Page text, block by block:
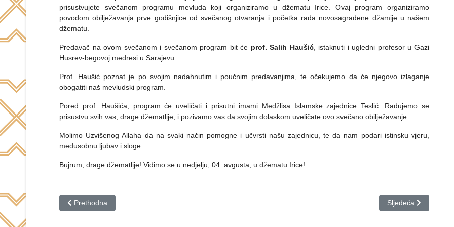
prisustvujete svečanom programu mevluda koji organiziramo u džematu Irice. Ovaj program organiziramo
povodom obilježavanja prve godišnjice od svečanog otvaranja i početka rada novosagrađene džamije u našem
džematu.
Predavač na ovom svečanom i svečanom program bit će prof. Salih Haušić, istaknuti i ugledni profesor u Gazi
Husrev-begovoj medresi u Sarajevu.
Prof. Haušić poznat je po svojim nadahnutim i poučnim predavanjima, te očekujemo da će njegovo izlaganje
obogatiti naš mevludski program.
Pored prof. Haušića, program će uveličati i prisutni imami Medžlisa Islamske zajednice Teslić. Radujemo se
prisustvu svih vas, drage džematlije, i pozivamo vas da svojim dolaskom uveličate ovo svečano obilježavanje.
Molimo Uzvišenog Allaha da na svaki način pomogne i učvrsti našu zajednicu, te da nam podari istinsku vjeru,
međusobnu ljubav i sloge.
Bujrum, drage džematlije! Vidimo se u nedjelju, 04. avgusta, u džematu Irice!
Prethodni članak: MEVLUD U DŽEMATU RUŽEVIĆ - POVODOM 20 GODINA OD OTVORENJA OBNOVLJENJE DŽAMIJE
Prethodna Sljedeći članak:
Sljedeća